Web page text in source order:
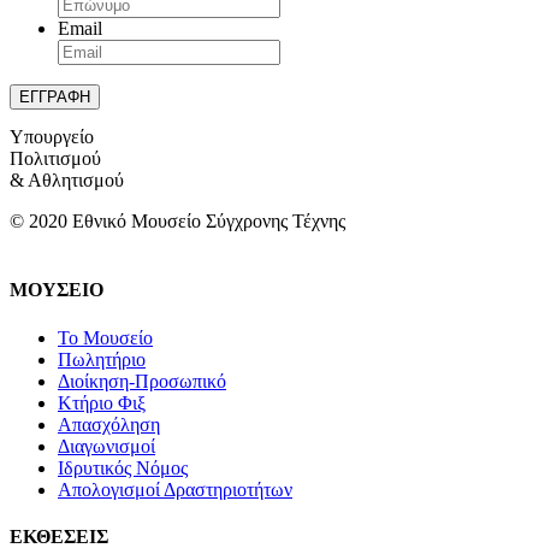
Email
Υπουργείο
Πολιτισμού
& Αθλητισμού
© 2020 Εθνικό Μουσείο Σύγχρονης Τέχνης
ΜΟΥΣΕΙΟ
Το Μουσείο
Πωλητήριο
Διοίκηση-Προσωπικό
Κτήριο Φιξ
Απασχόληση
Διαγωνισμοί
Ιδρυτικός Νόμος
Απολογισμοί Δραστηριοτήτων
ΕΚΘΕΣΕΙΣ